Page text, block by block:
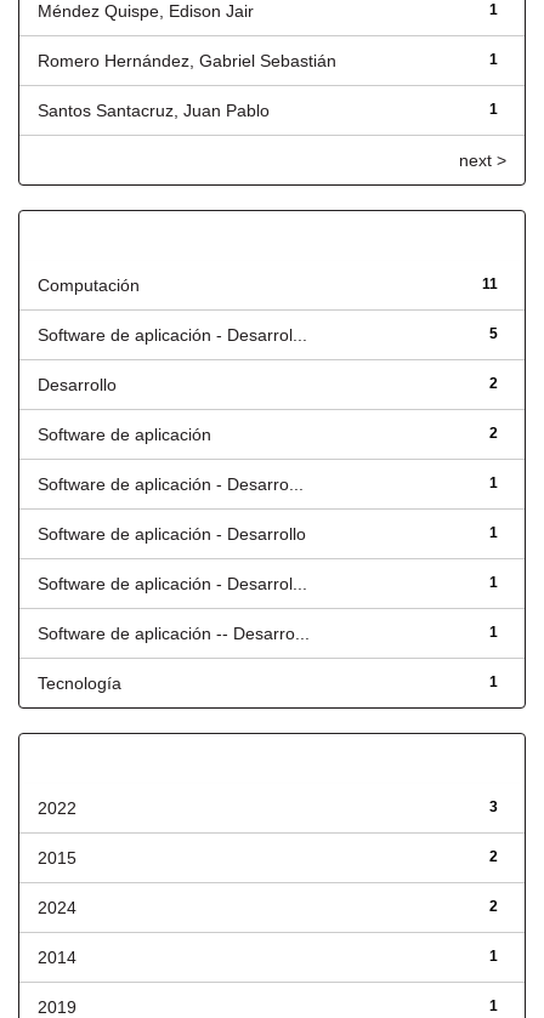
1
Méndez Quispe, Edison Jair
1
Romero Hernández, Gabriel Sebastián
1
Santos Santacruz, Juan Pablo
next >
11
Computación
5
Software de aplicación - Desarrol...
2
Desarrollo
2
Software de aplicación
1
Software de aplicación - Desarro...
1
Software de aplicación - Desarrollo
1
Software de aplicación - Desarrol...
1
Software de aplicación -- Desarro...
1
Tecnología
3
2022
2
2015
2
2024
1
2014
1
2019